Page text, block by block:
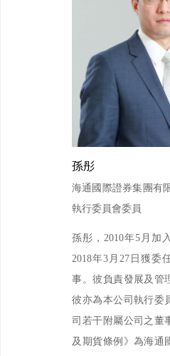
孫彤
海通國際證券集團有
執行委員會委員
孫彤，2010年5月加
2018年3月27日獲委
事。彼負責發展及管
彼亦為本公司執行委
司若干附屬公司之董
及期貨條例》為海通